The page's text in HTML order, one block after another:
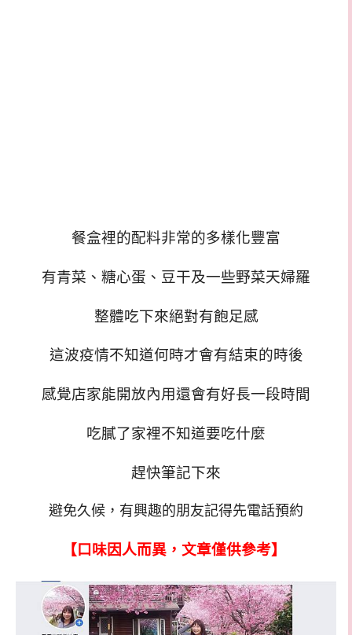
餐盒裡的配料非常的多樣化豐富
有青菜 、 糖心蛋 、 豆干及一些野菜天婦羅
整體吃下來絕對有飽足感
這波疫情不知道何時才會有結束的時後
感覺店家能開放內用還會有好長一段時間
吃膩了家裡不知道要吃什麼
趕快筆記下來
避免久候，有興趣的朋友記得先電話預約
【口味因人而異，文章僅供參考】